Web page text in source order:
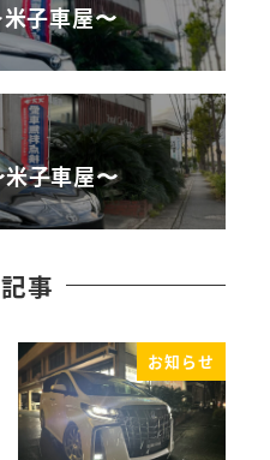
子車屋〜
子車屋〜
事
お知らせ